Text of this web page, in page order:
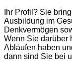
Ihr Profil? Sie
Ausbildung im
Denkvermögen
Wenn Sie darüber
Abläufen haben
dann sind Sie bei